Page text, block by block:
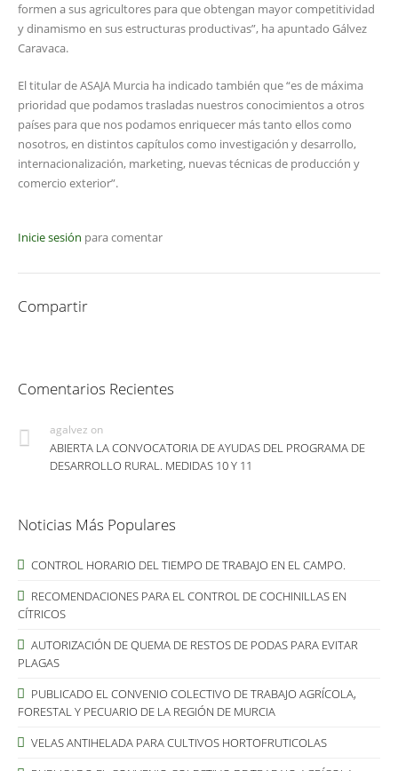
formen a sus agricultores para que obtengan mayor competitividad
y dinamismo en sus estructuras productivas”, ha apuntado Gálvez
Caravaca.
El titular de ASAJA Murcia ha indicado también que “es de máxima
prioridad que podamos trasladas nuestros conocimientos a otros
países para que nos podamos enriquecer más tanto ellos como
nosotros, en distintos capítulos como investigación y desarrollo,
internacionalización, marketing, nuevas técnicas de producción y
comercio exterior”.
Inicie sesión para comentar
Compartir
Comentarios Recientes
agalvez on
ABIERTA LA CONVOCATORIA DE AYUDAS DEL PROGRAMA DE
DESARROLLO RURAL. MEDIDAS 10 Y 11
Noticias Más Populares
CONTROL HORARIO DEL TIEMPO DE TRABAJO EN EL CAMPO.
RECOMENDACIONES PARA EL CONTROL DE COCHINILLAS EN
CÍTRICOS
AUTORIZACIÓN DE QUEMA DE RESTOS DE PODAS PARA EVITAR
PLAGAS
PUBLICADO EL CONVENIO COLECTIVO DE TRABAJO AGRÍCOLA,
FORESTAL Y PECUARIO DE LA REGIÓN DE MURCIA
VELAS ANTIHELADA PARA CULTIVOS HORTOFRUTICOLAS